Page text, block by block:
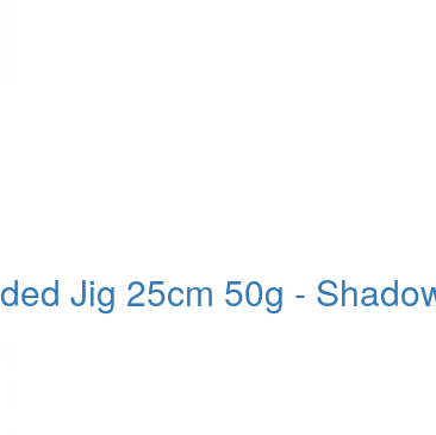
Jig 25cm 50g -